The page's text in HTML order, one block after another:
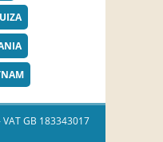
GB 183343017